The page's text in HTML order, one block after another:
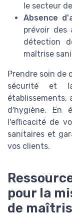
le secteur
Absence
prévoir des
détection
maîtrise
Prendre soin de
sécurité et
établissements,
d'hygiène. En
l'efficacité de
sanitaires et
vos clients.
pour la
de